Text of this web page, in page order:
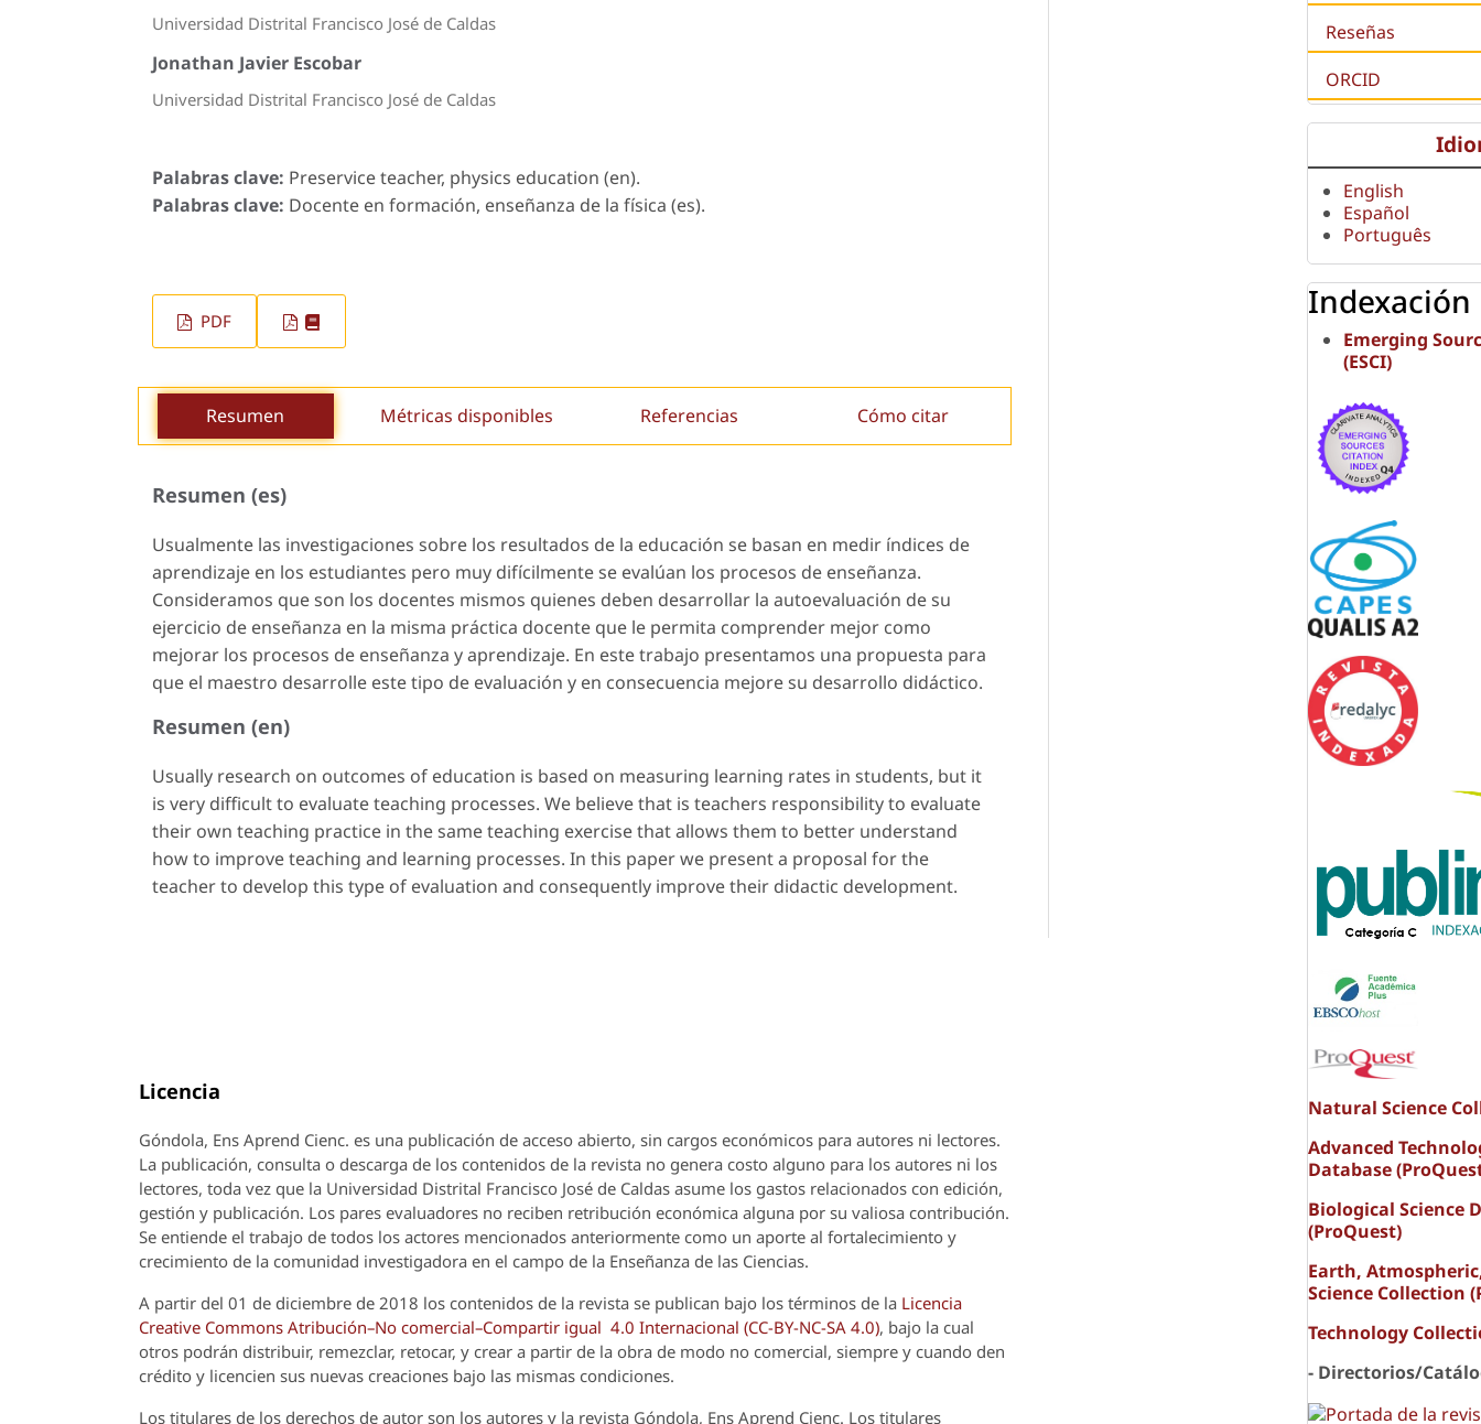
Universidad Distrital Francisco José de Caldas
Jonathan Javier Escobar
Universidad Distrital Francisco José de Caldas
Palabras clave: Preservice teacher, physics education (en).
Palabras clave: Docente en formación, enseñanza de la física (es).
PDF
Resumen Métricas disponibles Referencias Cómo citar
Resumen (es)
Usualmente las investigaciones sobre los resultados de la educación se basan en medir índices de
aprendizaje en los estudiantes pero muy difícilmente se evalúan los procesos de enseñanza.
Consideramos que son los docentes mismos quienes deben desarrollar la autoevaluación de su
ejercicio de enseñanza en la misma práctica docente que le permita comprender mejor como
mejorar los procesos de enseñanza y aprendizaje. En este trabajo presentamos una propuesta para
que el maestro desarrolle este tipo de evaluación y en consecuencia mejore su desarrollo didáctico.
Resumen (en)
Usually research on outcomes of education is based on measuring learning rates in students, but it
is very difficult to evaluate teaching processes. We believe that is teachers responsibility to evaluate
their own teaching practice in the same teaching exercise that allows them to better understand
how to improve teaching and learning processes. In this paper we present a proposal for the
teacher to develop this type of evaluation and consequently improve their didactic development.
Licencia
Góndola, Ens Aprend Cienc. es una publicación de acceso abierto, sin cargos económicos para autores ni lectores.
La publicación, consulta o descarga de los contenidos de la revista no genera costo alguno para los autores ni los
lectores, toda vez que la Universidad Distrital Francisco José de Caldas asume los gastos relacionados con edición,
gestión y publicación. Los pares evaluadores no reciben retribución económica alguna por su valiosa contribución.
Se entiende el trabajo de todos los actores mencionados anteriormente como un aporte al fortalecimiento y
crecimiento de la comunidad investigadora en el campo de la Enseñanza de las Ciencias.
A partir del 01 de diciembre de 2018 los contenidos de la revista se publican bajo los términos de la Licencia
Creative Commons Atribución–No comercial–Compartir igual 4.0 Internacional (CC-BY-NC-SA 4.0), bajo la cual
otros podrán distribuir, remezclar, retocar, y crear a partir de la obra de modo no comercial, siempre y cuando den
crédito y licencien sus nuevas creaciones bajo las mismas condiciones.
Los titulares de los derechos de autor son los autores y la revista Góndola, Ens Aprend Cienc. Los titulares
Reseñas
ORCID
English
Español
Português
Indexación
Emerging
(ESCI)
Natural Science
Advanced
Database
Biological Science
(ProQuest)
Earth,
Science Collection
Technology
- Directorios/